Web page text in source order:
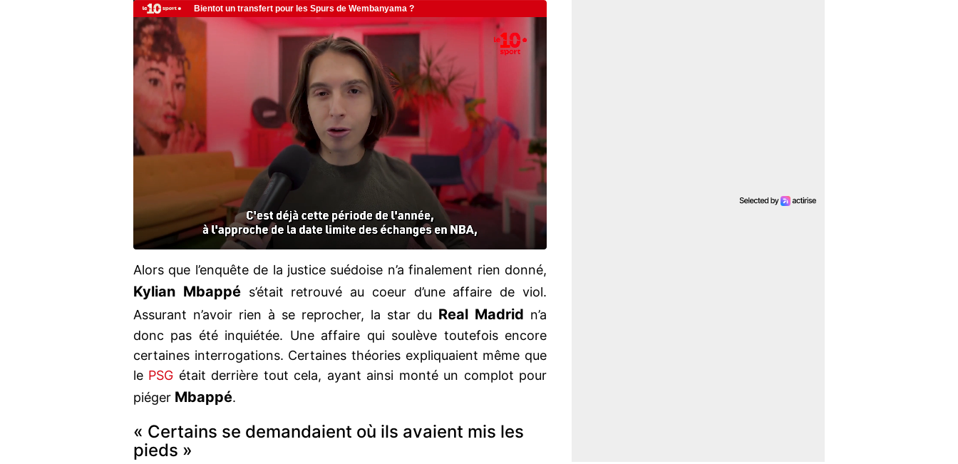
Alors que l’enquête de la justice suédoise n’a finalement rien donné,
Kylian Mbappés’était retrouvé au coeur d’une affaire de viol.
Assurant n’avoir rien à se reprocher, la star du Real Madrid n’a
donc pas été inquiétée. Une affaire qui soulève toutefois encore
certaines interrogations. Certaines théories expliquaient même que
le PSG était derrière tout cela, ayant ainsi monté un complot pour
piéger Mbappé.
« Certains se demandaient où ils avaient mis les
pieds »